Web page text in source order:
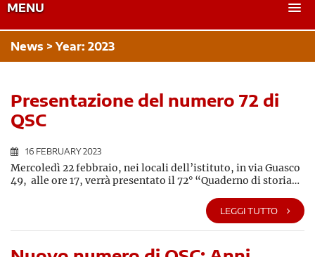
MENU
News > Year: 2023
Presentazione del numero 72 di
QSC
16 FEBRUARY 2023
Mercoledì 22 febbraio, nei locali dell’istituto, in via Guasco
49, alle ore 17, verrà presentato il 72° “Quaderno di storia…
LEGGI TUTTO